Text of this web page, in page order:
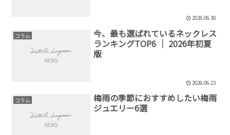
2026.06.30
コラム
今、最も選ばれているネックレス
ランキングTOP6 │ 2026年初夏
版
2026.06.23
コラム
梅雨の季節におすすめしたい梅雨
ジュエリー6選